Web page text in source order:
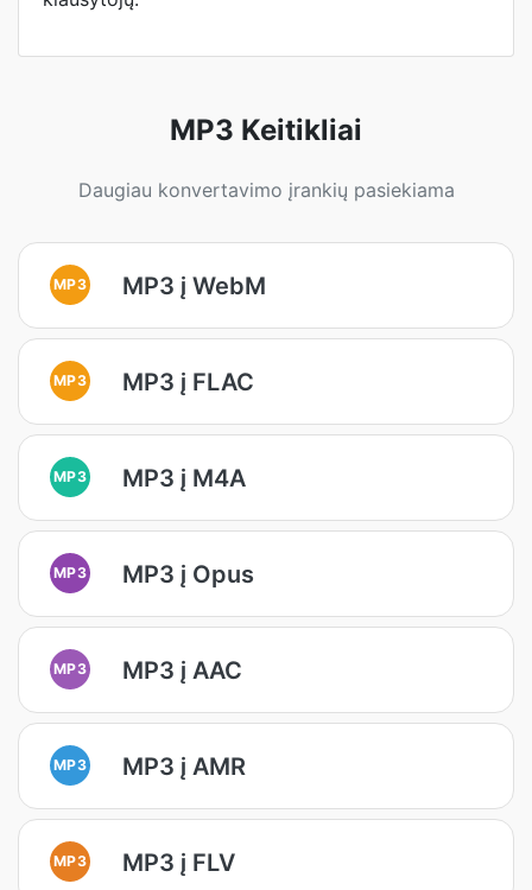
MP3 Keitikliai
Daugiau konvertavimo įrankių pasiekiama
MP3 MP3 į WebM
MP3 MP3 į FLAC
MP3 MP3 į M4A
MP3 MP3 į Opus
MP3 MP3 į AAC
MP3 MP3 į AMR
MP3 MP3 į FLV